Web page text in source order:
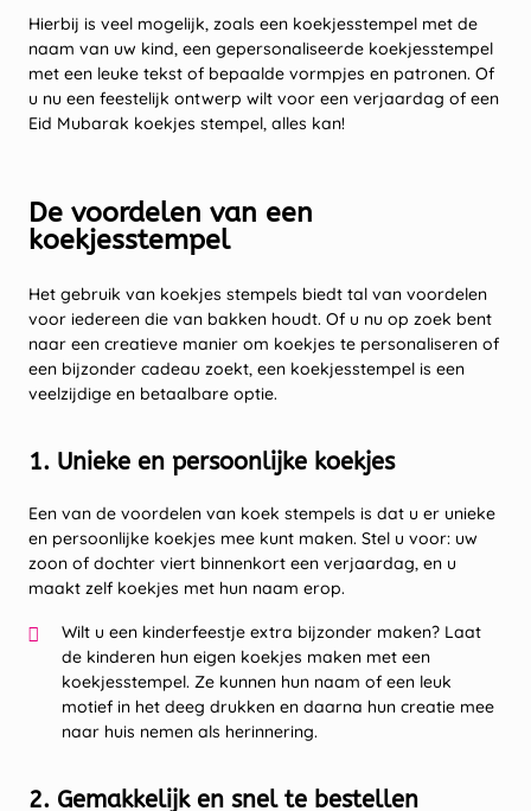
Hierbij is veel mogelijk, zoals een koekjesstempel met de
naam van uw kind, een gepersonaliseerde koekjesstempel
met een leuke tekst of bepaalde vormpjes en patronen. Of
u nu een feestelijk ontwerp wilt voor een verjaardag of een
Eid Mubarak koekjes stempel, alles kan!
De voordelen van een
koekjesstempel
Het gebruik van koekjes stempels biedt tal van voordelen
voor iedereen die van bakken houdt. Of u nu op zoek bent
naar een creatieve manier om koekjes te personaliseren of
een bijzonder cadeau zoekt, een koekjesstempel is een
veelzijdige en betaalbare optie.
1. Unieke en persoonlijke koekjes
Een van de voordelen van koek stempels is dat u er unieke
en persoonlijke koekjes mee kunt maken. Stel u voor: uw
zoon of dochter viert binnenkort een verjaardag, en u
maakt zelf koekjes met hun naam erop.
Wilt u een kinderfeestje extra bijzonder maken? Laat
de kinderen hun eigen koekjes maken met een
koekjesstempel. Ze kunnen hun naam of een leuk
motief in het deeg drukken en daarna hun creatie mee
naar huis nemen als herinnering.
2. Gemakkelijk en snel te bestellen